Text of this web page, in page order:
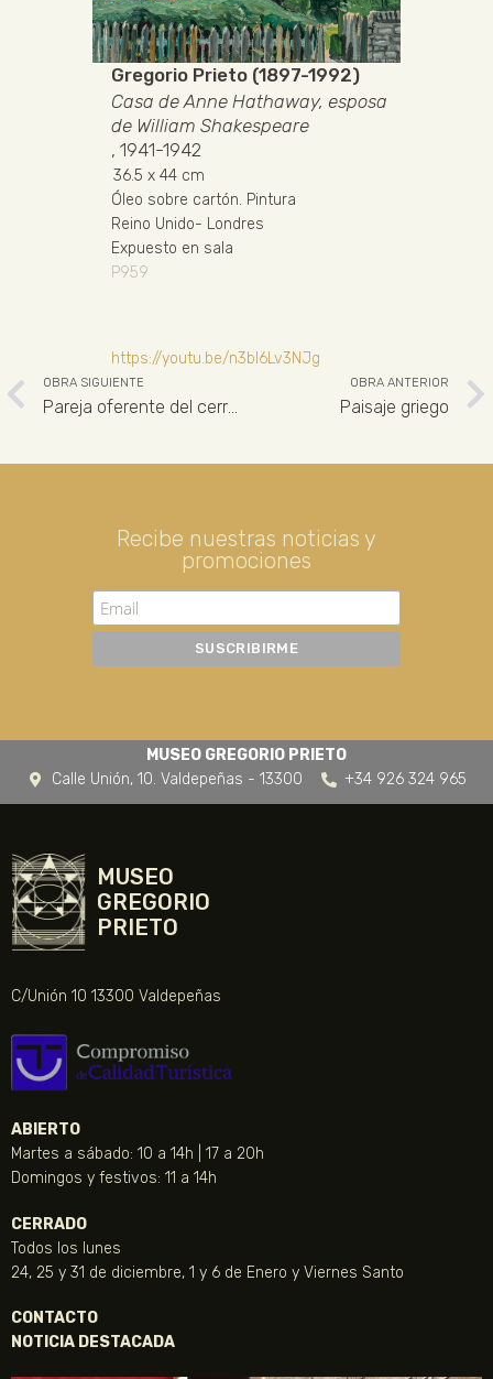
Gregorio Prieto (1897-1992)
Casa de Anne Hathaway, esposa
de William Shakespeare
, 1941-1942
36.5 x 44 cm
Óleo sobre cartón. Pintura
Reino Unido- Londres
Expuesto en sala
P959
https://youtu.be/n3bl6Lv3NJg
OBRA SIGUIENTE
Pareja oferente del cerro de los Santos
OBRA ANTERIOR
Paisaje griego
Recibe nuestras noticias y
promociones
MUSEO GREGORIO PRIETO
Calle Unión, 10. Valdepeñas - 13300
+34 926 324 965
MUSEO
GREGORIO
PRIETO
C/Unión 10 13300 Valdepeñas
ABIERTO
Martes a sábado: 10 a 14h | 17 a 20h
Domingos y festivos: 11 a 14h
CERRADO
Todos los lunes
24, 25 y 31 de diciembre, 1 y 6 de Enero y Viernes Santo
CONTACTO
NOTICIA DESTACADA